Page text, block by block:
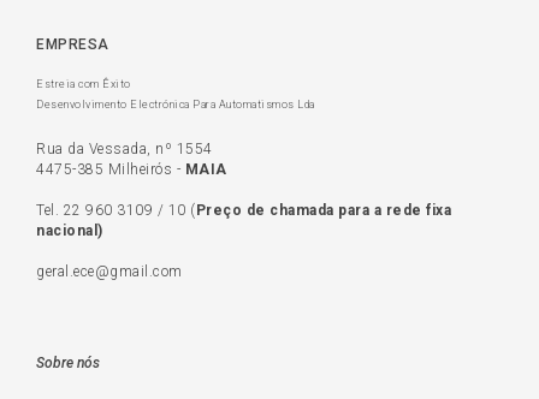
EMPRESA
Estreia com Êxito
Desenvolvimento Electrónica Para Automatismos Lda
Rua da Vessada, nº 1554
4475-385 Milheirós - MAIA
Tel. 22 960 3109 / 10 ( Preço de c hamada para a rede fixa
nacional)
geral.ece@gmail.com
Sobre nós